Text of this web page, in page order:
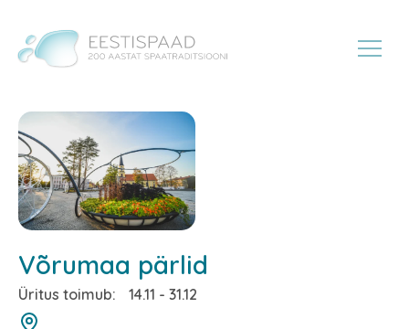
Võrumaa pärlid
Üritus toimub: 14.11 - 31.12